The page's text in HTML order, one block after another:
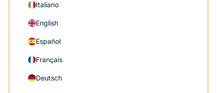
Italiano
English
Español
Français
Deutsch